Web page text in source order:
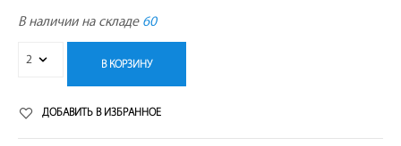
В наличии на складе 60
В КОРЗИНУ
ДОБАВИТЬ В ИЗБРАННОЕ